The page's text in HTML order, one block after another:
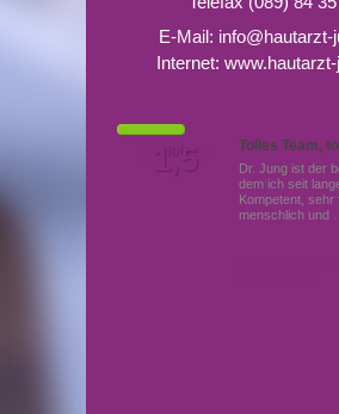
E-Mail: info@hautarzt-
Internet:
Tolles Team,
Dr. Jung ist der
dem ich seit
Kompetent, sehr
menschlich und
Von Patienten
bewertet mit
Note
1,5